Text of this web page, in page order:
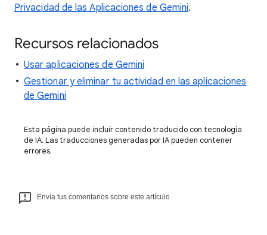
Privacidad de las Aplicaciones de Gemini.
Recursos relacionados
Usar aplicaciones de Gemini
Gestionar y eliminar tu actividad en las aplicaciones
de Gemini
Esta página puede incluir contenido traducido con tecnología
de IA. Las traducciones generadas por IA pueden contener
errores.
Envía tus comentarios sobre este artículo